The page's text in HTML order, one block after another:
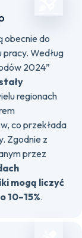
obecnie do
Według
2024”
regionach
co przekłada
Zgodnie z
przez
mogą liczyć
10–15%.